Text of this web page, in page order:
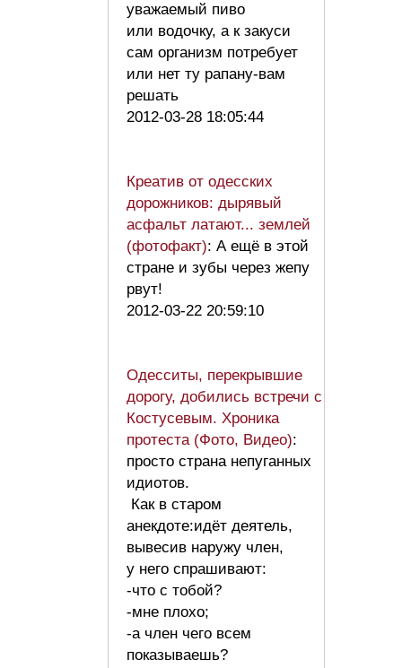
уважаемый пиво
или водочку, а к закуси
сам организм потребует
или нет ту рапану-вам
решать
2012-03-28 18:05:44
Креатив от одесских
дорожников: дырявый
асфальт латают... землей
(фотофакт): А ещё в этой
стране и зубы через жепу
рвут!
2012-03-22 20:59:10
Одесситы, перекрывшие
дорогу, добились встречи с
Костусевым. Хроника
протеста (Фото, Видео):
просто страна непуганных
идиотов.
Как в старом
анекдоте:идёт деятель,
вывесив наружу член,
у него спрашивают:
-что с тобой?
-мне плохо;
-а член чего всем
показываешь?